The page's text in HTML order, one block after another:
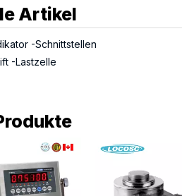
Artikel
-Schnittstellen
-Lastzelle